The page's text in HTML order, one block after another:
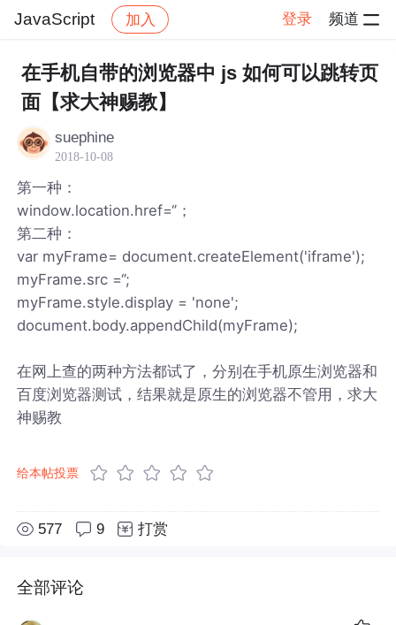
JavaScript 加入 登录 频道
社区 JavaScript 帖子详情
在手机自带的浏览器中 js 如何可以跳转页
面【求大神赐教】
suephine
2018-10-08
第一种：
window.location.href=‘’；
第二种：
var myFrame= document.createElement('iframe');
myFrame.src =‘’;
myFrame.style.display = 'none';
document.body.appendChild(myFrame);
在网上查的两种方法都试了，分别在手机原生浏览器和
百度浏览器测试，结果就是原生的浏览器不管用，求大
神赐教
给本帖投票
577 9 打赏
全部评论